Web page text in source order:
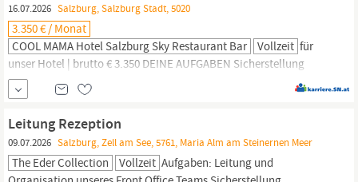
16.07.2026 Salzburg, Salzburg Stadt, 5020
3.350 € / Monat
COOL MAMA Hotel Salzburg Sky Restaurant Bar
Vollzeit für
unser Hotel | brutto € 3.350 DEINE AUFGABEN Sicherstellung
unserer hohen Servicequalität Koordination reibungsloser
Arbeitsabläufe und Übergaben Aktive Mitarbeit im operativen
desRezeptionsteamsin allen Belangen DEIN PROFIL Umfassende
Berufserfahrung im Front Office der...
Leitung Rezeption
09.07.2026 Salzburg, Zell am See, 5761, Maria Alm am Steinernen Meer
The Eder Collection Vollzeit Aufgaben: Leitung und